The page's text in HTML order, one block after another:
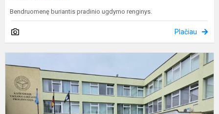
Bendruomenę buriantis pradinio ugdymo renginys.
Plačiau